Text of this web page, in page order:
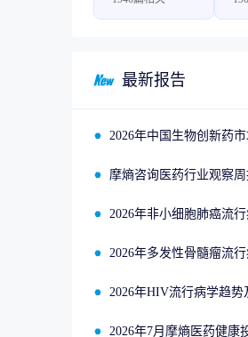
最新报告
2026年7月摩熵医药健康